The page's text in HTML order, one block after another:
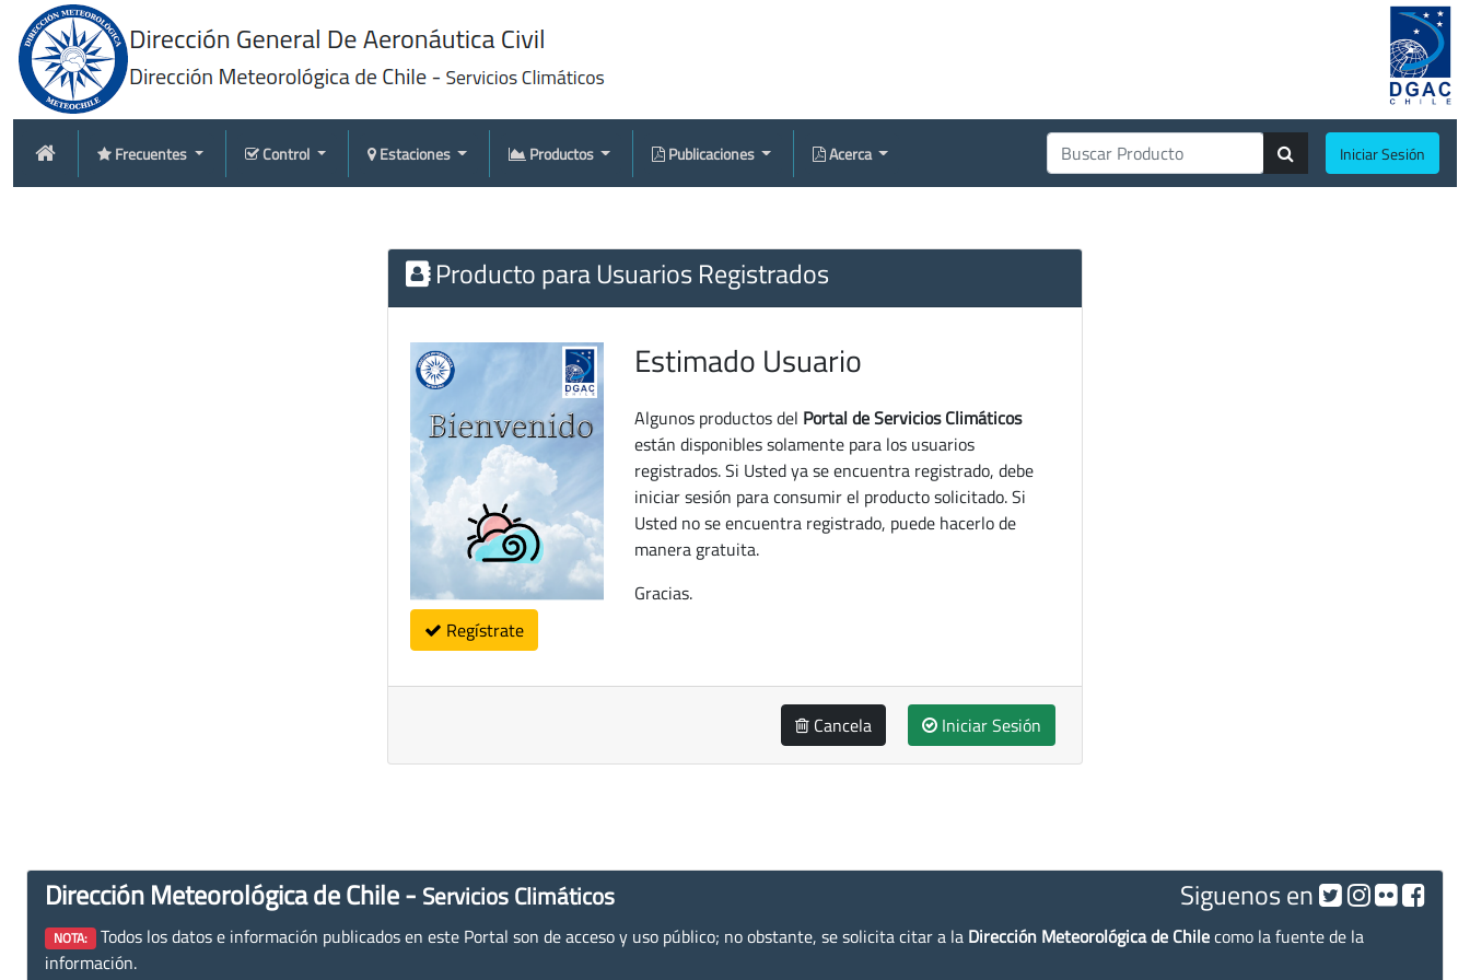
Frecuentes Control Estaciones Productos Publicaciones Acerca Iniciar Sesión
Producto para Usuarios Registrados
Regístrate
Estimado Usuario
Algunos productos del Portal de Servicios Climáticos
están disponibles solamente para los usuarios
registrados. Si Usted ya se encuentra registrado, debe
iniciar sesión para consumir el producto solicitado. Si
Usted no se encuentra registrado, puede hacerlo de
manera gratuita.
Gracias.
Cancela Iniciar Sesión
Dirección Meteorológica de Chile - Servicios Climáticos Siguenos en
NOTA: Todos los datos e información publicados en este Portal son de acceso y uso público; no obstante, se solicita citar a la Dirección Meteorológica de Chilecomo la fuente de la
información.